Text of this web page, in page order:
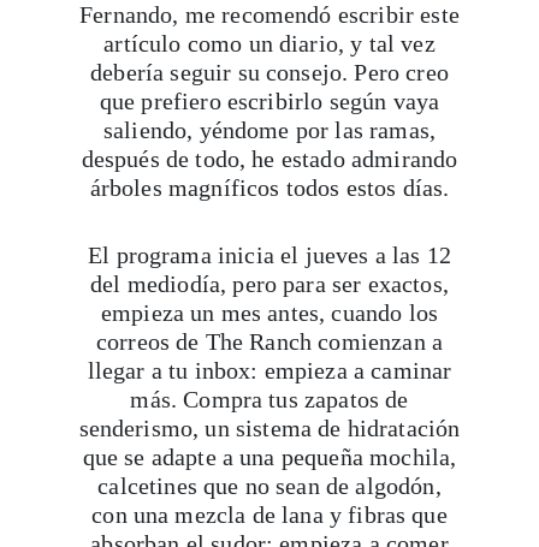
que prefiero escribirlo según vaya
saliendo, yéndome por las ramas,
después de todo, he estado admirando
árboles magníficos todos estos días.
El programa inicia el jueves a las 12
empieza un mes antes, cuando los
correos de The Ranch comienzan a
llegar a tu inbox: empieza a caminar
más. Compra tus zapatos de
senderismo, un sistema de hidratación
que se adapte a una pequeña mochila,
calcetines que no sean de algodón,
con una mezcla de lana y fibras que
absorban el sudor; empieza a comer
menos, a beber más agua, a dejar el
café y el alcohol.